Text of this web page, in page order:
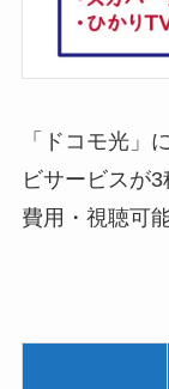
「ドコモ光」
ビサービスが
費用・視聴可